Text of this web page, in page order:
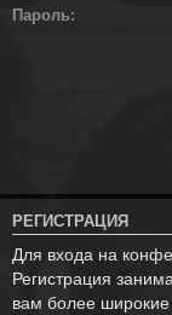
Пароль:
РЕГИСТРАЦИЯ
Для входа на
Регистрация
вам более